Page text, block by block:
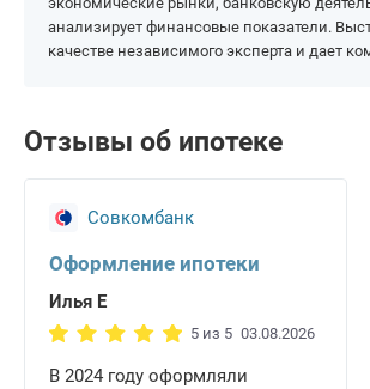
анализирует финансовые показатели.
качестве независимого эксперта и дает
Отзывы об ипотеке
Совкомбанк
Оформление ипотеки
Илья Е
5 из 5 03.08.2026
В 2024 году оформляли